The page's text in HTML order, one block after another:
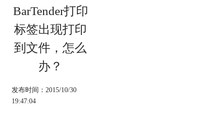
BarTender打印
标签出现打印
到文件，怎么
办？
发布时间：2015/10/30
19:47:04